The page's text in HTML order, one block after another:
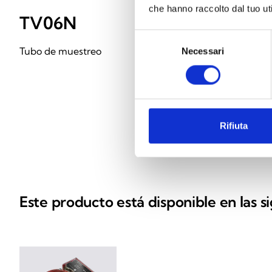
che hanno raccolto dal tuo
Necessari
Rifiuta
TV06N
Tubo de muestreo
Extensión de 1
muestreo TV06N
Este producto está disponible en las